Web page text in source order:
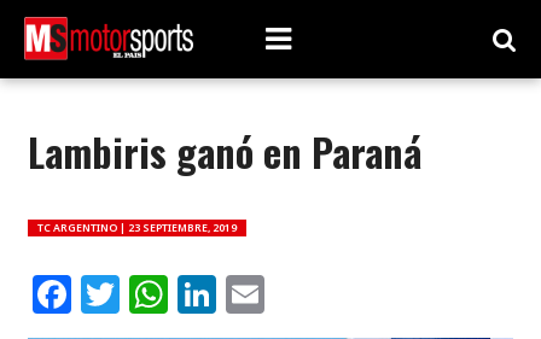
Lambiris ganó en Paraná
TC ARGENTINO | 23 SEPTIEMBRE, 2019
Facebook
Twitter
WhatsApp
LinkedIn
Email